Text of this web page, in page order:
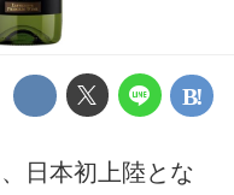
日本初上陸とな